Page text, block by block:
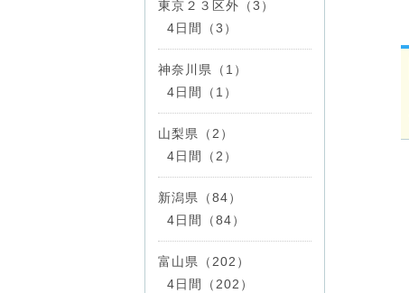
東京２３区外（3）
4日間（3）
神奈川県（1）
4日間（1）
山梨県（2）
4日間（2）
新潟県（84）
4日間（84）
富山県（202）
4日間（202）